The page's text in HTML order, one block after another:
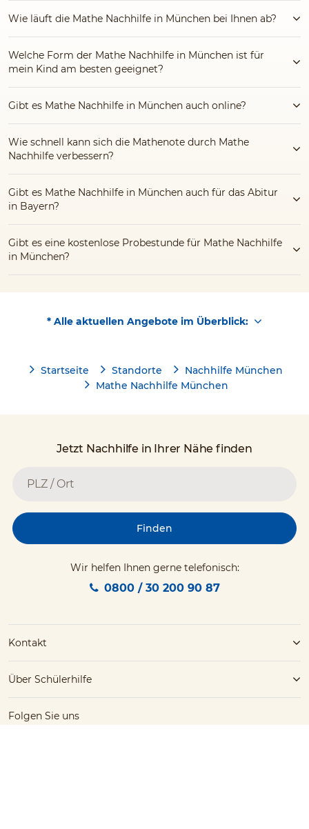
Wie läuft die Mathe Nachhilfe in München bei Ihnen ab?
Welche Form der Mathe Nachhilfe in München ist für
mein Kind am besten geeignet?
Gibt es Mathe Nachhilfe in München auch online?
Wie schnell kann sich die Mathenote durch Mathe
Nachhilfe verbessern?
Gibt es Mathe Nachhilfe in München auch für das Abitur
in Bayern?
Gibt es eine kostenlose Probestunde für Mathe Nachhilfe
in München?
* Alle aktuellen Angebote im Überblick:
Startseite Standorte
Nachhilfe München
Mathe Nachhilfe München
Jetzt Nachhilfe in Ihrer Nähe finden
Finden
Wir helfen Ihnen gerne telefonisch:
0800 / 30 200 90 87
Kontakt
Über Schülerhilfe
Folgen Sie uns